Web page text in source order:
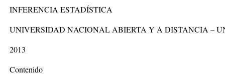
INFERENCIA ESTADÍSTICA
UNIVERSIDAD NACIONAL ABIERTA Y A DISTANCIA –
2013
Contenido